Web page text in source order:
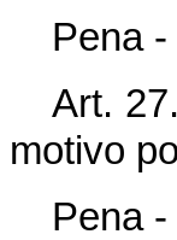
Pena
Art.
motivo
Pena